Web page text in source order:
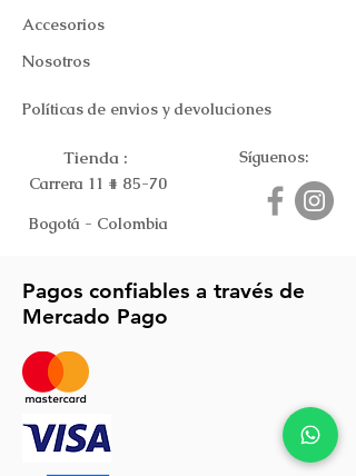
Accesorios
Nosotros
Políticas de envios y devoluciones
Tienda :
Carrera 11 # 85-70
Bogotá - Colombia
Síguenos:
Pagos confiables a través de
Mercado Pago